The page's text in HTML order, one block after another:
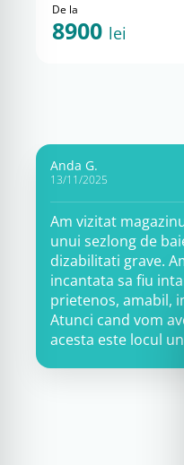
De la
8900 lei
Anda G.
13/11/2025
Am vizitat
unui sezlong de
dizabilitati grave.
incantata sa fiu
prietenos, amabil,
Atunci cand vom
acesta este locul